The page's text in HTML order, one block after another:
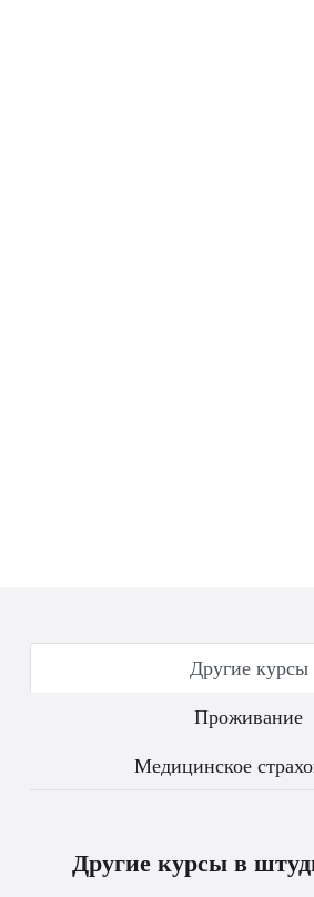
Другие курсы
Проживание
Медицинское
Другие курсы в